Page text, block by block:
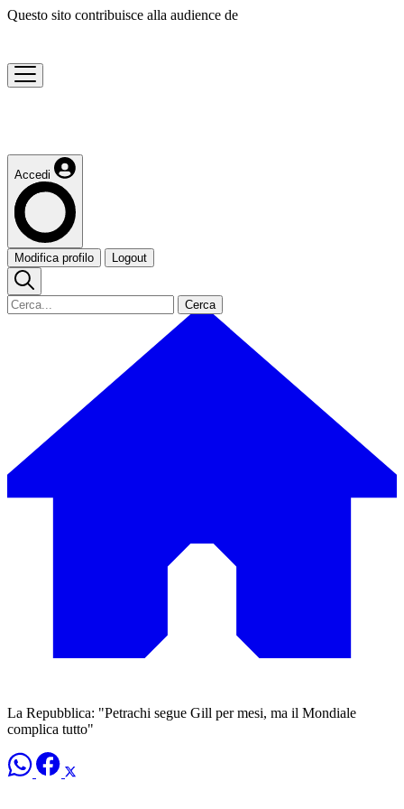
Questo sito contribuisce alla audience de
Accedi
Modifica profilo Logout
Cerca
La Repubblica: "Petrachi segue Gill per mesi, ma il Mondiale
complica tutto"